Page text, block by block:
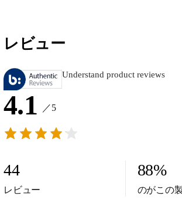
レビュー
Understand product reviews
4.1 ／5
44
レビュー
88%
のがこの